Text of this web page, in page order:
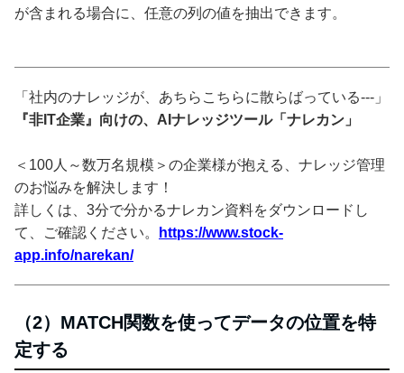
が含まれる場合に、任意の列の値を抽出できます。
「社内のナレッジが、あちらこちらに散らばっている---」
『非IT企業』向けの、AIナレッジツール「ナレカン」
＜100人～数万名規模＞の企業様が抱える、ナレッジ管理
のお悩みを解決します！
詳しくは、3分で分かるナレカン資料をダウンロードし
て、ご確認ください。
https://www.stock-
app.info/narekan/
（2）MATCH関数を使ってデータの位置を特
定する